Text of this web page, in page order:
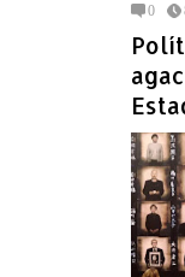
0